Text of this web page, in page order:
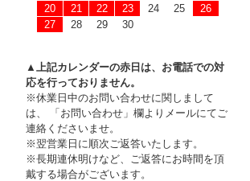
20
21 22 23 24 25
26
27
28 29 30
▲上記カレンダーの赤日は、お電話での対
応を行っておりません。
※休業日中のお問い合わせに関しまして
は、 「お問い合わせ」欄よりメールにてご
連絡くださいませ。
※翌営業日に順次ご返答いたします。
※長期連休明けなど、ご返答にお時間を頂
戴する場合がございます。